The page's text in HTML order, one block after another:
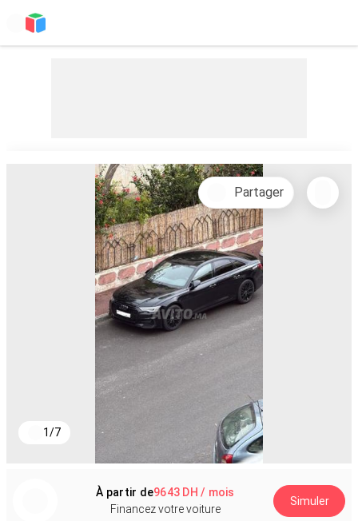
1/7
Partager
À partir de9643 DH / mois
Financez votre voiture
Simuler